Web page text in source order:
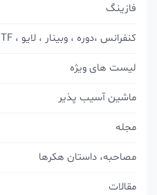
فازینگ
کنفرانس ،دوره ، وبینار ، لایو ، CTF
لیست های ویژه
ماشین آسیب پذیر
مصاحبه، داستان هکرها
مقالات